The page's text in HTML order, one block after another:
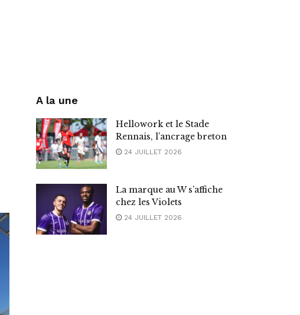
A la une
Hellowork et le Stade
Rennais, l’ancrage breton
24 JUILLET 2026
La marque au W s’affiche
chez les Violets
24 JUILLET 2026